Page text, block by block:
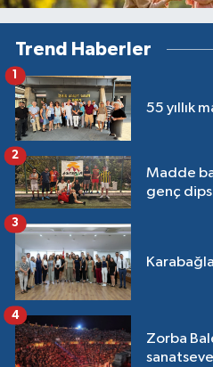
Trend Haberler
55 yıllık
Madde
genç
2
3
Zorba
4